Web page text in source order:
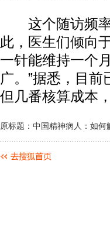
这个随访频率
此，医生们倾向
一针能维持一个
广。”据悉，目
但几番核算成本
原标题：中国精神病人：如何